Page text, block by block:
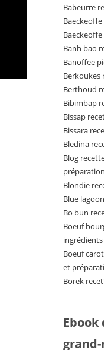
Babeurre
Banh bao
Banoffee
Berkoukes
Berthoud
Bibimbap
Bissap
Bissara
Bledina
Blog
préparation
Blondie
Blue
Bo bun
Boeuf
Boeuf
et
Borek
Ebook